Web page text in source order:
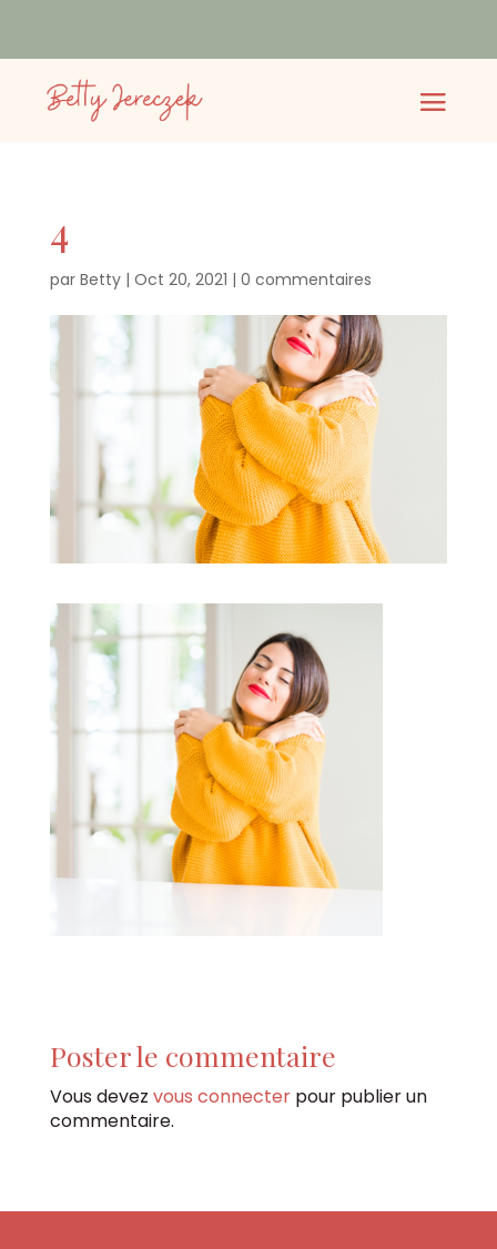
4
par Betty| Oct 20, 2021 | 0 commentaires
Poster le commentaire
Vous devez vous connecterpour publier un
commentaire.